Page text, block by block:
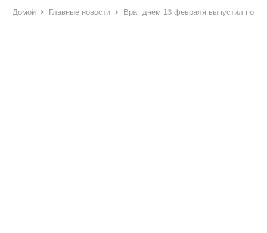
Домой Главные новости Враг днём 13 февраля выпустил по